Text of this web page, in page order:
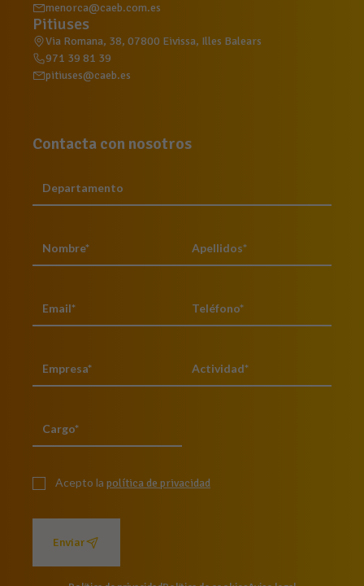
menorca@caeb.com.es
Pitiuses
Via Romana, 38, 07800 Eivissa, Illes Balears
971 39 81 39
pitiuses@caeb.es
Contacta con nosotros
Acepto la política de privacidad
Enviar